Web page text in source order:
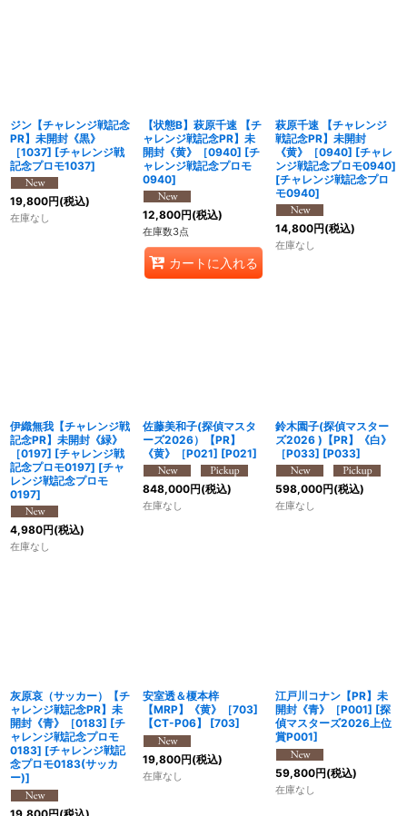
ジン【チャレンジ戦記念
PR】未開封《黒》
［1037] [チャレンジ戦
記念プロモ1037]
19,800円(税込)
在庫なし
【状態B】萩原千速 【チ
ャレンジ戦記念PR】未
開封《黄》［0940] [チ
ャレンジ戦記念プロモ
0940]
12,800円(税込)
在庫数3点
カートに入れる
萩原千速 【チャレンジ
戦記念PR】未開封
《黄》［0940] [チャレ
ンジ戦記念プロモ0940]
[チャレンジ戦記念プロ
モ0940]
14,800円(税込)
在庫なし
伊織無我【チャレンジ戦
記念PR】未開封《緑》
［0197] [チャレンジ戦
記念プロモ0197] [チャ
レンジ戦記念プロモ
0197]
4,980円(税込)
在庫なし
佐藤美和子(探偵マスタ
ーズ2026）【PR】
《黄》［P021] [P021]
848,000円(税込)
在庫なし
鈴木園子(探偵マスター
ズ2026 )【PR】《白》
［P033] [P033]
598,000円(税込)
在庫なし
灰原哀（サッカー）【チ
ャレンジ戦記念PR】未
開封《青》［0183] [チ
ャレンジ戦記念プロモ
0183] [チャレンジ戦記
念プロモ0183(サッカ
ー)]
19,800円(税込)
安室透＆榎本梓
【MRP】《黄》［703]
【CT-P06】
[703]
19,800円(税込)
在庫なし
江戸川コナン【PR】未
開封《青》［P001] [探
偵マスターズ2026上位
賞P001]
59,800円(税込)
在庫なし